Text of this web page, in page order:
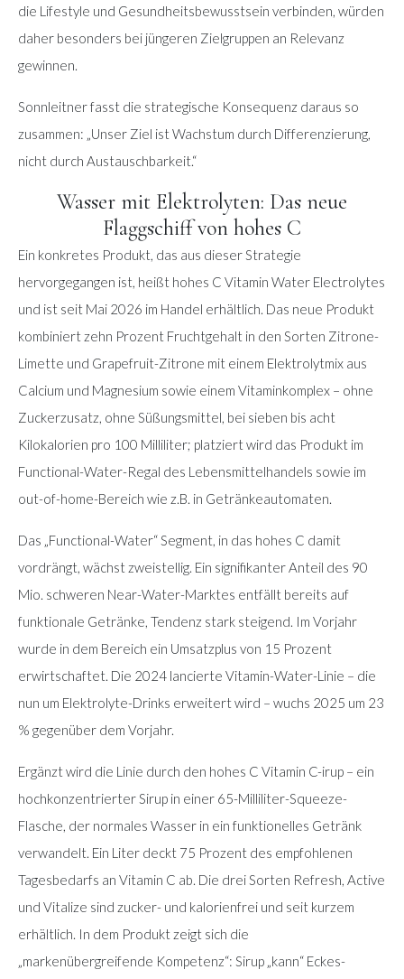
die Lifestyle und Gesundheitsbewusstsein verbinden, würden
daher besonders bei jüngeren Zielgruppen an Relevanz
gewinnen.
Sonnleitner fasst die strategische Konsequenz daraus so
zusammen: „Unser Ziel ist Wachstum durch Differenzierung,
nicht durch Austauschbarkeit.“
Wasser mit Elektrolyten: Das neue
Flaggschiff von hohes C
Ein konkretes Produkt, das aus dieser Strategie
hervorgegangen ist, heißt hohes C Vitamin Water Electrolytes
und ist seit Mai 2026 im Handel erhältlich. Das neue Produkt
kombiniert zehn Prozent Fruchtgehalt in den Sorten Zitrone-
Limette und Grapefruit-Zitrone mit einem Elektrolytmix aus
Calcium und Magnesium sowie einem Vitaminkomplex – ohne
Zuckerzusatz, ohne Süßungsmittel, bei sieben bis acht
Kilokalorien pro 100 Milliliter; platziert wird das Produkt im
Functional-Water-Regal des Lebensmittelhandels sowie im
out-of-home-Bereich wie z.B. in Getränkeautomaten.
Das „Functional-Water“ Segment, in das hohes C damit
vordrängt, wächst zweistellig. Ein signifikanter Anteil des 90
Mio. schweren Near-Water-Marktes entfällt bereits auf
funktionale Getränke, Tendenz stark steigend. Im Vorjahr
wurde in dem Bereich ein Umsatzplus von 15 Prozent
erwirtschaftet. Die 2024 lancierte Vitamin-Water-Linie – die
nun um Elektrolyte-Drinks erweitert wird – wuchs 2025 um 23
% gegenüber dem Vorjahr.
Ergänzt wird die Linie durch den hohes C Vitamin C-irup – ein
hochkonzentrierter Sirup in einer 65-Milliliter-Squeeze-
Flasche, der normales Wasser in ein funktionelles Getränk
verwandelt. Ein Liter deckt 75 Prozent des empfohlenen
Tagesbedarfs an Vitamin C ab. Die drei Sorten Refresh, Active
und Vitalize sind zucker- und kalorienfrei und seit kurzem
erhältlich. In dem Produkt zeigt sich die
„markenübergreifende Kompetenz“: Sirup „kann“ Eckes-